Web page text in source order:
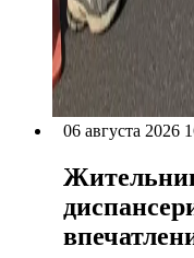
06 августа 2026